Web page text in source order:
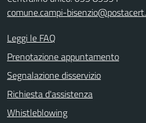
comune.campi-
Leggi le FAQ
Prenotazione appuntamento
Segnalazione disservizio
Richiesta d'assistenza
Whistleblowing